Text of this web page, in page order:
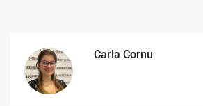
Carla Cornu